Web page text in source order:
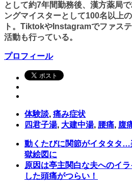
として約7年間勤務後、漢方薬局
ングマイスターとして100名以上
ト。TiktokやInstagramでファス
活動も行っている。
プロフィール
体験談, 痛み症状
四君子湯, 大建中湯, 腰痛, 腹
動くたびに関節がイタタタ
獄絵図に
原因は亭主関白な夫へのイ
した頭痛がつらい！